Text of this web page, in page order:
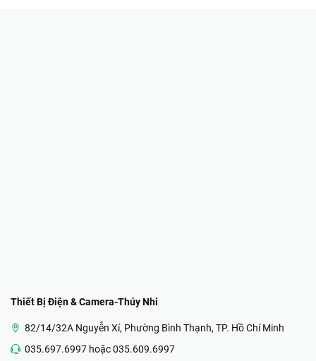
Thiết Bị Điện & Camera-Thúy Nhi
82/14/32A Nguyễn Xí, Phường Bình Thạnh, TP. Hồ Chí Minh
035.697.6997 hoặc 035.609.6997